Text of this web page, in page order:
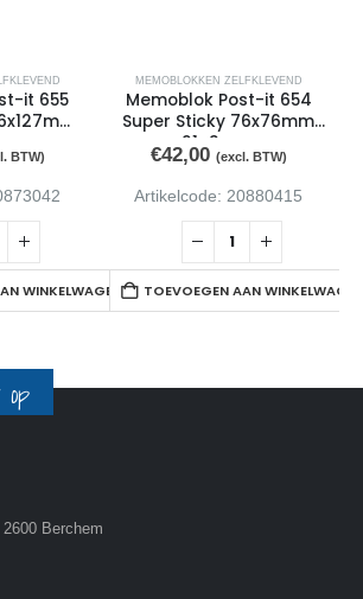
it 655
BTW)
WINKELWAGEN
MEMOBLOKKEN ZELFKLEVEND
Memoblok Post-it 654
Super Sticky 76x76mm
21+3 ass
€42,00 (excl. BTW)
Artikelcode: 20880415
TOEVOEGEN AAN
op
Berchem